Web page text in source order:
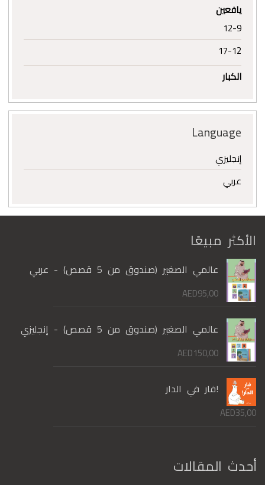
يافعين
12-9
17-12
الكبار
Language
إنجليزي
عربي
الأكثر مبيعًا
عالمي الصغير (صندوق من 5 قصص) - عربي
AED95,00
عالمي الصغير (صندوق من 5 قصص) - إنجليزي
AED150,00
!فار في الدار
AED35,00
أحدث المقالات